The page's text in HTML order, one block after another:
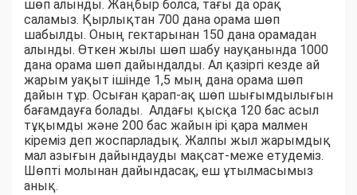
шөп алынды. Жаңбыр болса, тағы да орақ
саламыз. Қырлықтан 700 дана орама шөп
шабылды. Оның гектарынан 150 дана орамадан
алынды. Өткен жылы шөп шабу науқанында 1000
дана орама шөп дайындалды. Ал қазіргі кезде ай
жарым уақыт ішінде 1,5 мың дана орама шөп
дайын тұр. Осыған қарап-ақ шөп шығымдылығын
бағамдауға болады. Алдағы қысқа 120 бас асыл
тұқымды және 200 бас жайын ірі қара малмен
кіреміз деп жоспарладық. Жалпы жыл жарымдық
мал азығын дайындауды мақсат-меже етудеміз.
Шөпті молынан дайындасақ, еш ұтылмасымыз
анық.